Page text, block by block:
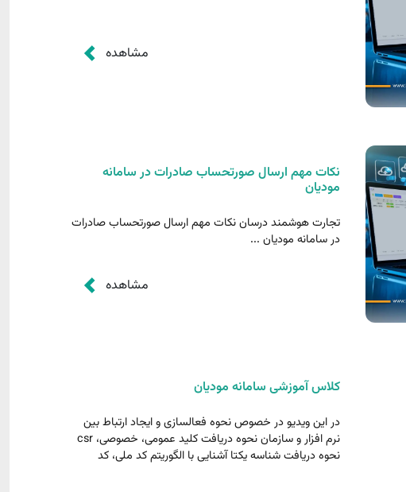
مشاهده
نکات مهم ارسال صورتحساب صادرات در سامانه
مودیان
تجارت هوشمند درسان نکات مهم ارسال صورتحساب صادرات
در سامانه مودیان ...
مشاهده
کلاس آموزشی سامانه مودیان
در این ویدیو در خصوص نحوه فعالسازی و ایجاد ارتباط بین
نرم افزار و سازمان نحوه دریافت کلید عمومی، خصوصی، csr
نحوه دریافت شناسه یکتا آشنایی با الگوریتم کد ملی، کد